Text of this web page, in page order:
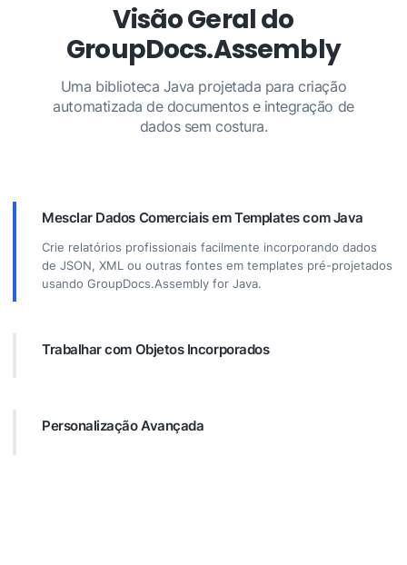
Visão Geral do
GroupDocs.Assembly
Uma biblioteca Java projetada para criação
automatizada de documentos e integração de
dados sem costura.
Mesclar Dados Comerciais em Templates com Java
Crie relatórios profissionais facilmente incorporando dados
de JSON, XML ou outras fontes em templates pré-projetados
usando GroupDocs.Assembly for Java.
Trabalhar com Objetos Incorporados
Personalização Avançada